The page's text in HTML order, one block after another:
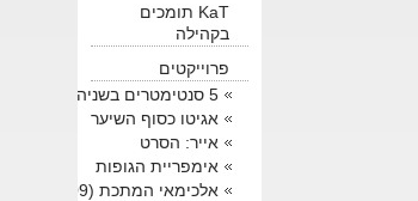
KaT תומכים
בקהילה
פרוייקטים
5 סנטימטרים בשניה
אגיטו כסוף השיער
אייר: הסרט
אימפריית הגופות
אלכימאי המתכת (2009)